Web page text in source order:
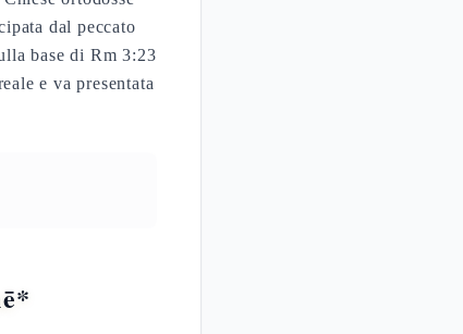
dal peccato
base di Rm 3:23
e va presentata